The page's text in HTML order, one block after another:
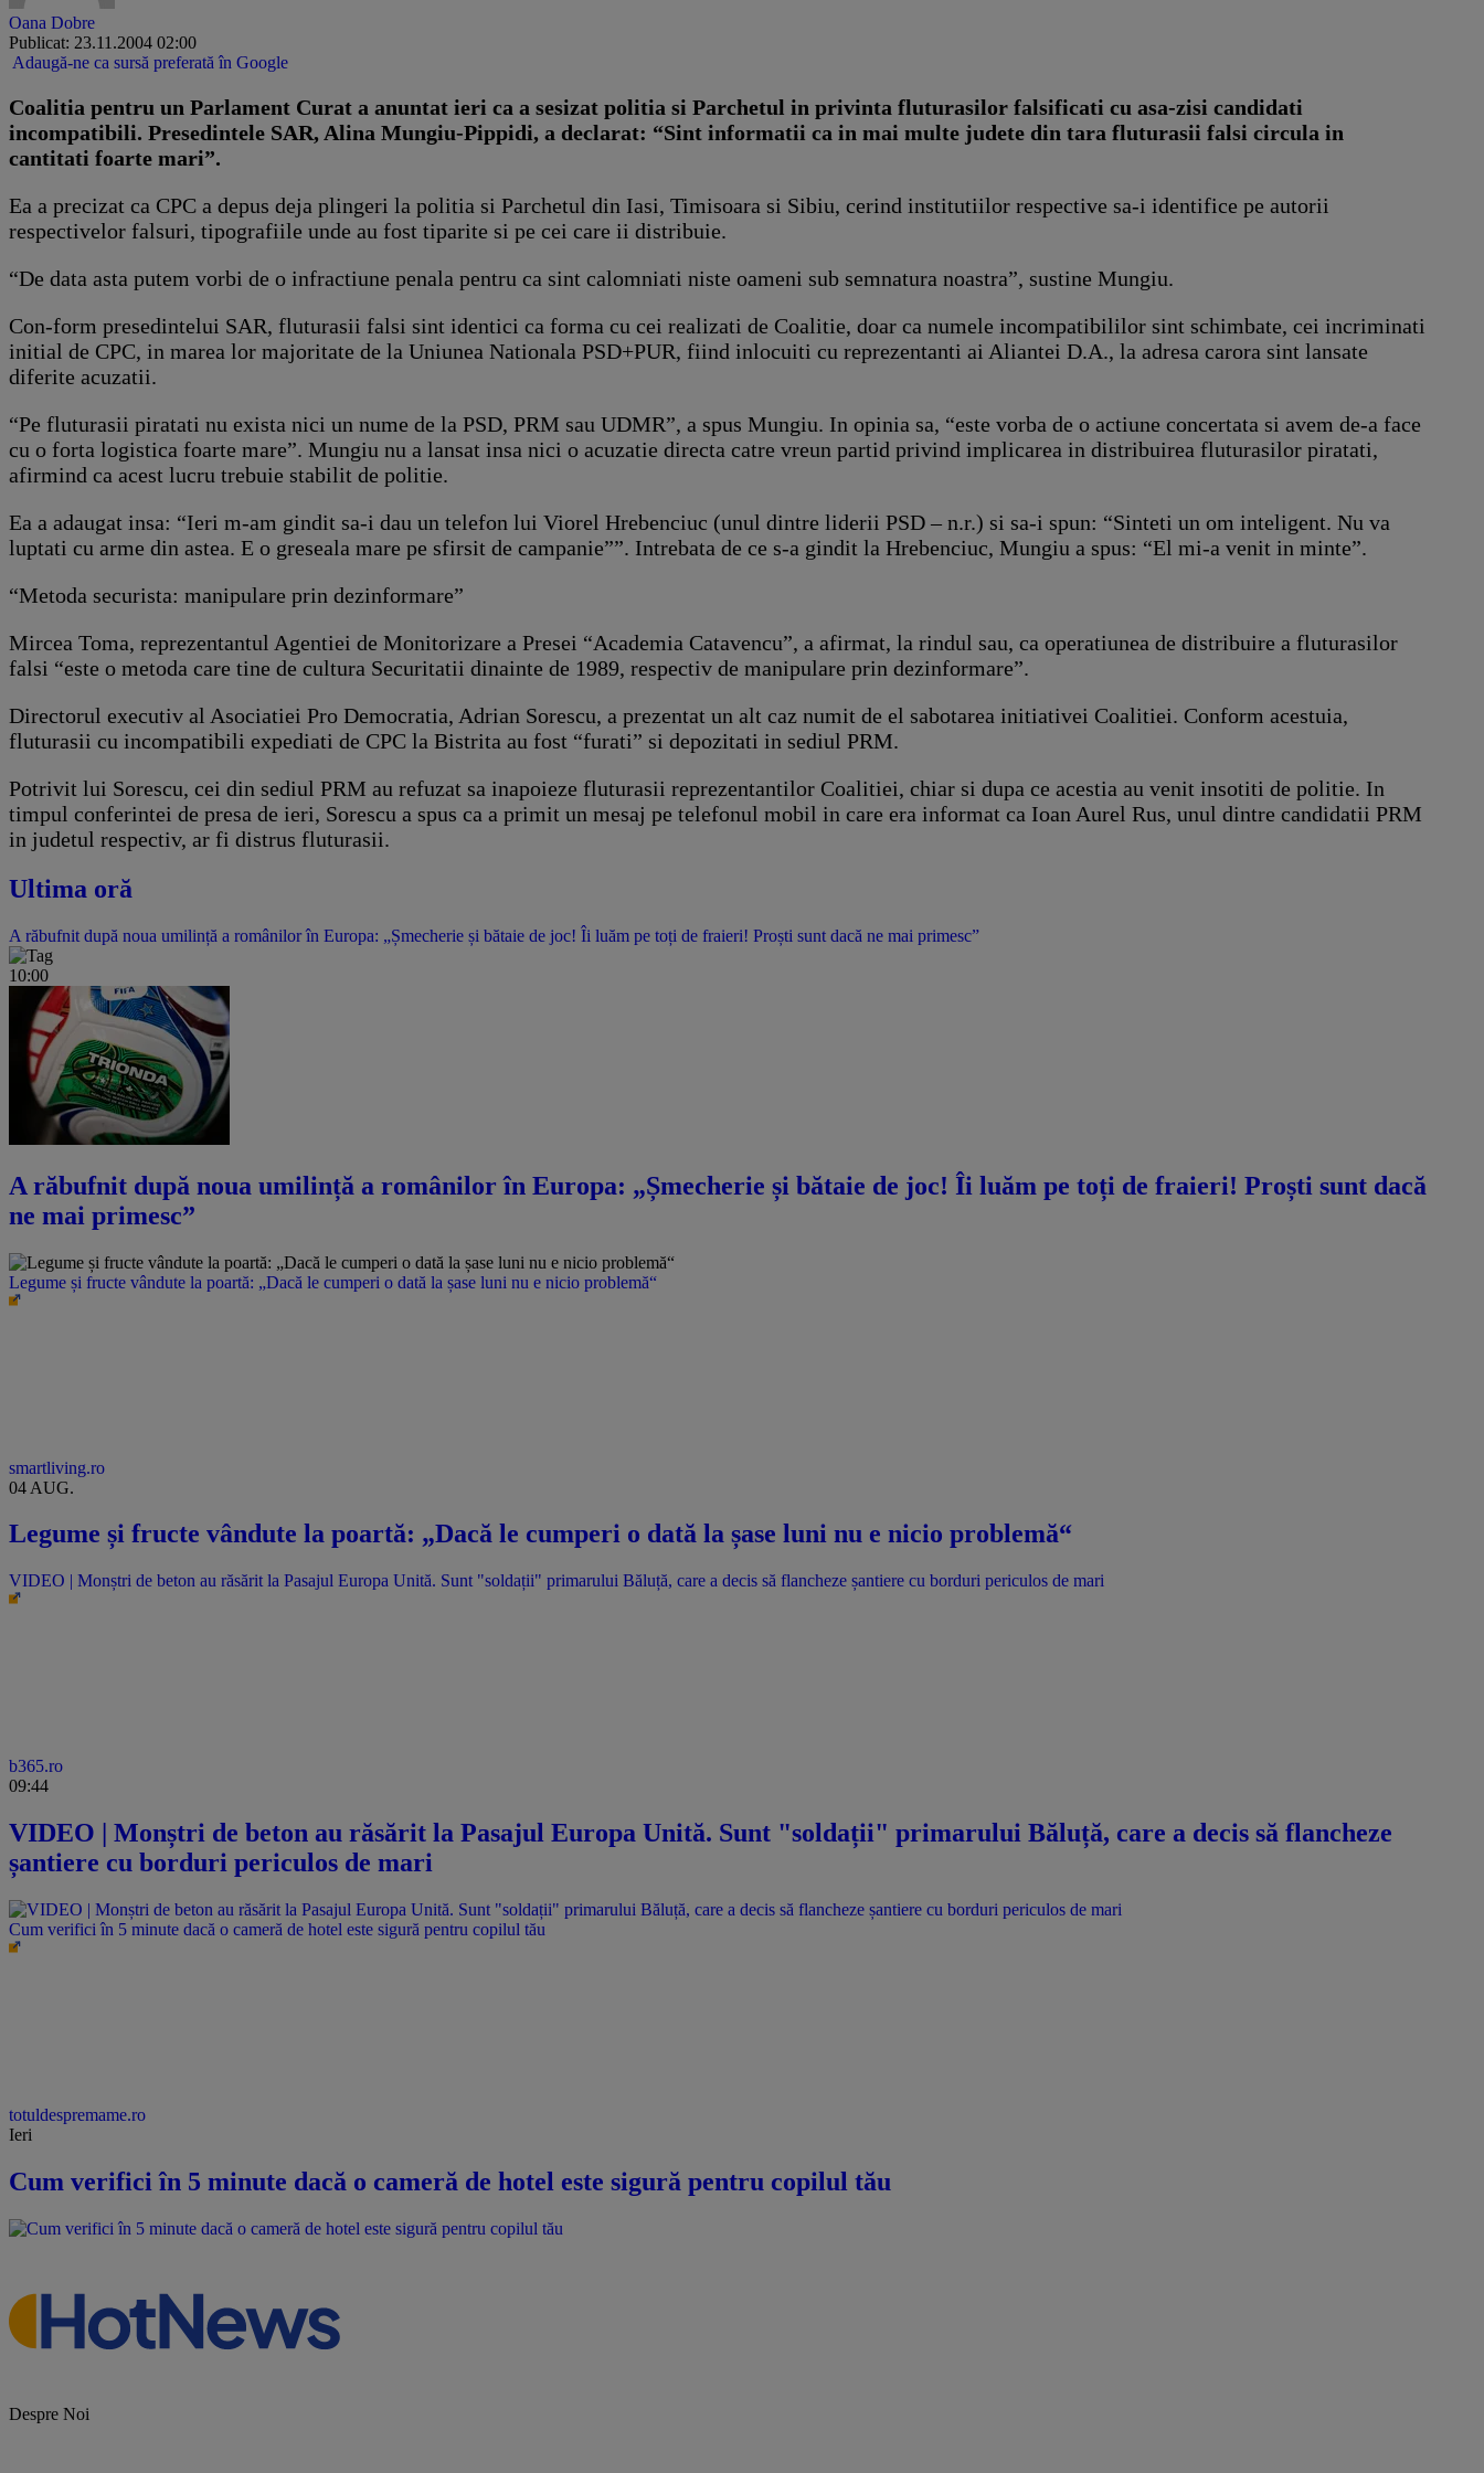
Oana Dobre
Publicat: 23.11.2004 02:00
Adaugă-ne ca sursă preferată în Google
Coalitia pentru un Parlament Curat a anuntat ieri ca a sesizat politia si Parchetul in privinta fluturasilor falsificati cu asa-zisi candidati
incompatibili. Presedintele SAR, Alina Mungiu-Pippidi, a declarat: “Sint informatii ca in mai multe judete din tara fluturasii falsi circula in
cantitati foarte mari”.
Ea a precizat ca CPC a depus deja plingeri la politia si Parchetul din Iasi, Timisoara si Sibiu, cerind institutiilor respective sa-i identifice pe autorii
respectivelor falsuri, tipografiile unde au fost tiparite si pe cei care ii distribuie.
“De data asta putem vorbi de o infractiune penala pentru ca sint calomniati niste oameni sub semnatura noastra”, sustine Mungiu.
Con-form presedintelui SAR, fluturasii falsi sint identici ca forma cu cei realizati de Coalitie, doar ca numele incompatibililor sint schimbate, cei incriminati
initial de CPC, in marea lor majoritate de la Uniunea Nationala PSD+PUR, fiind inlocuiti cu reprezentanti ai Aliantei D.A., la adresa carora sint lansate
diferite acuzatii.
“Pe fluturasii piratati nu exista nici un nume de la PSD, PRM sau UDMR”, a spus Mungiu. In opinia sa, “este vorba de o actiune concertata si avem de-a face
cu o forta logistica foarte mare”. Mungiu nu a lansat insa nici o acuzatie directa catre vreun partid privind implicarea in distribuirea fluturasilor piratati,
afirmind ca acest lucru trebuie stabilit de politie.
Ea a adaugat insa: “Ieri m-am gindit sa-i dau un telefon lui Viorel Hrebenciuc (unul dintre liderii PSD – n.r.) si sa-i spun: “Sinteti un om inteligent. Nu va
luptati cu arme din astea. E o greseala mare pe sfirsit de campanie””. Intrebata de ce s-a gindit la Hrebenciuc, Mungiu a spus: “El mi-a venit in minte”.
“Metoda securista: manipulare prin dezinformare”
Mircea Toma, reprezentantul Agentiei de Monitorizare a Presei “Academia Catavencu”, a afirmat, la rindul sau, ca operatiunea de distribuire a fluturasilor
falsi “este o metoda care tine de cultura Securitatii dinainte de 1989, respectiv de manipulare prin dezinformare”.
Directorul executiv al Asociatiei Pro Democratia, Adrian Sorescu, a prezentat un alt caz numit de el sabotarea initiativei Coalitiei. Conform acestuia,
fluturasii cu incompatibili expediati de CPC la Bistrita au fost “furati” si depozitati in sediul PRM.
Potrivit lui Sorescu, cei din sediul PRM au refuzat sa inapoieze fluturasii reprezentantilor Coalitiei, chiar si dupa ce acestia au venit insotiti de politie. In
timpul conferintei de presa de ieri, Sorescu a spus ca a primit un mesaj pe telefonul mobil in care era informat ca Ioan Aurel Rus, unul dintre candidatii PRM
in judetul respectiv, ar fi distrus fluturasii.
Ultima oră
A răbufnit după noua umilință a românilor în Europa: „Șmecherie și bătaie de joc! Îi luăm pe toți de fraieri! Proști sunt dacă ne mai primesc”
10:00
A răbufnit după noua umilință a românilor în Europa: „Șmecherie și bătaie de joc! Îi luăm pe toți de fraieri! Proști sunt dacă
ne mai primesc”
Legume și fructe vândute la poartă: „Dacă le cumperi o dată la șase luni nu e nicio problemă“
smartliving.ro
04 AUG.
Legume și fructe vândute la poartă: „Dacă le cumperi o dată la șase luni nu e nicio problemă“
VIDEO | Monștri de beton au răsărit la Pasajul Europa Unită. Sunt "soldații" primarului Băluță, care a decis să flancheze șantiere cu borduri periculos de mari
b365.ro
09:44
VIDEO | Monștri de beton au răsărit la Pasajul Europa Unită. Sunt "soldații" primarului Băluță, care a decis să flancheze
șantiere cu borduri periculos de mari
Cum verifici în 5 minute dacă o cameră de hotel este sigură pentru copilul tău
totuldespremame.ro
Ieri
Cum verifici în 5 minute dacă o cameră de hotel este sigură pentru copilul tău
Despre Noi